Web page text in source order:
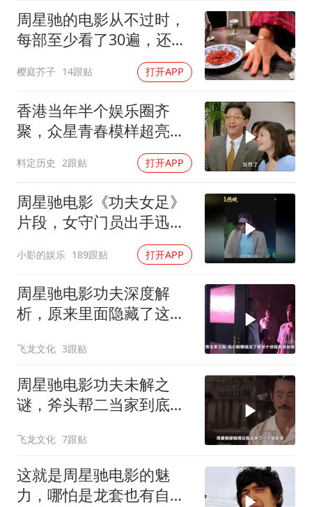
奋进开新局 实干挑大梁
周星驰的电影从不过时，
每部至少看了30遍，还是
樱庭芥子 14跟贴 打开APP
香港当年半个娱乐圈齐
聚，众星青春模样超亮
眼，星爷现身瞬间惊艳
料定历史 2跟贴 打开APP
周星驰电影《功夫女足》
片段，女守门员出手迅
猛，一次比一次搞笑
小影的娱乐 189跟贴 打开APP
周星驰电影功夫深度解
析，原来里面隐藏了这么
飞龙文化 3跟贴
周星驰电影功夫未解之
谜，斧头帮二当家到底是
飞龙文化 7跟贴
这就是周星驰电影的魅
力，哪怕是龙套也有自己